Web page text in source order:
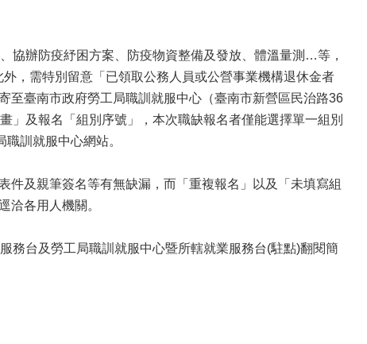
協辦防疫紓困方案、防疫物資整備及發放、體溫量測…等，
，需特別留意「已領取公務人員或公營事業機構退休金者
至臺南市政府勞工局職訓就服中心（臺南市新營區民治路36
」及報名「組別序號」，本次職缺報名者僅能選擇單一組別
訓就服中心網站。
及親筆簽名等有無缺漏，而「重複報名」以及「未填寫組
洽各用人機關。
務台及勞工局職訓就服中心暨所轄就業服務台(駐點)翻閱簡